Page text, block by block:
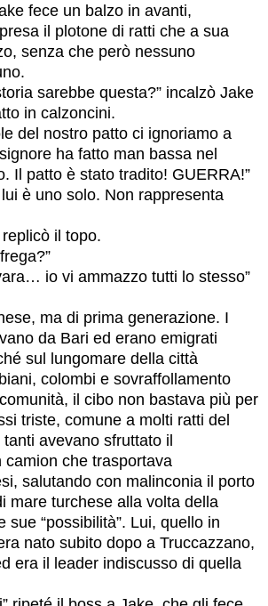
fece un balzo in avanti,
il plotone di ratti che a sua
senza che però nessuno
sarebbe questa?” incalzò Jake
in calzoncini.
del nostro patto ci ignoriamo a
ha fatto man bassa nel
Il patto è stato tradito! GUERRA!”
è uno solo. Non rappresenta
replicò il topo.
io vi ammazzo tutti lo stesso”
ma di prima generazione. I
da Bari ed erano emigrati
sul lungomare della città
colombi e sovraffollamento
il cibo non bastava più per
triste, comune a molti ratti del
avevano sfruttato il
camion che trasportava
salutando con malinconia il porto
mare turchese alla volta della
sue “possibilità”. Lui, quello in
nato subito dopo a Truccazzano,
era il leader indiscusso di quella